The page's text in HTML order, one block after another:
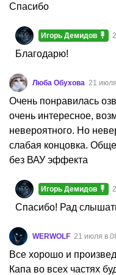
Спасибо
Игорь Демидов
Благодарю!
Люба Обухова 21
Очень понравилась
очень интересное,
невероятного. Но
слабая концовка.
без ВАУ эффекта
Игорь Демидов
Спасибо! Рад
WERWOLF 21 июля в
Все хорошо и
Капа во всех частях